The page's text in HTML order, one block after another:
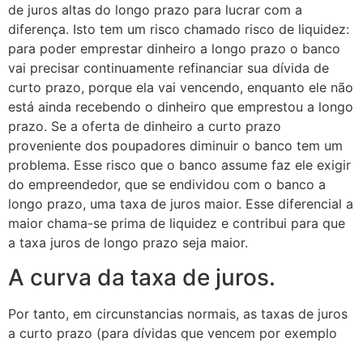
de juros altas do longo prazo para lucrar com a
diferença. Isto tem um risco chamado risco de liquidez:
para poder emprestar dinheiro a longo prazo o banco
vai precisar continuamente refinanciar sua dívida de
curto prazo, porque ela vai vencendo, enquanto ele não
está ainda recebendo o dinheiro que emprestou a longo
prazo. Se a oferta de dinheiro a curto prazo
proveniente dos poupadores diminuir o banco tem um
problema. Esse risco que o banco assume faz ele exigir
do empreendedor, que se endividou com o banco a
longo prazo, uma taxa de juros maior. Esse diferencial a
maior chama-se prima de liquidez e contribui para que
a taxa juros de longo prazo seja maior.
A curva da taxa de juros.
Por tanto, em circunstancias normais, as taxas de juros
a curto prazo (para dívidas que vencem por exemplo